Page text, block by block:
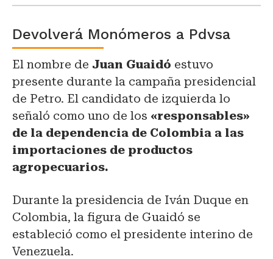
Devolverá Monómeros a Pdvsa
El nombre de Juan Guaidó estuvo
presente durante la campaña presidencial
de Petro. El candidato de izquierda lo
señaló como uno de los «responsables»
de la dependencia de Colombia a las
importaciones de productos
agropecuarios.
Durante la presidencia de Iván Duque en
Colombia, la figura de Guaidó se
estableció como el presidente interino de
Venezuela.